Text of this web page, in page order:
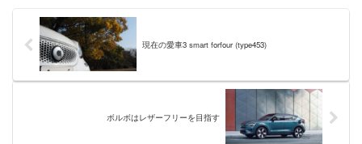
現在の愛車3 smart forfour (type453)
ボルボはレザーフリーを目指す